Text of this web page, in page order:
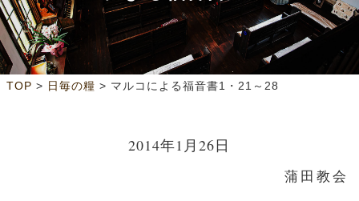
TOP > 日毎の糧 > マルコによる福音書1・21～28
2014年1月26日
蒲田教会